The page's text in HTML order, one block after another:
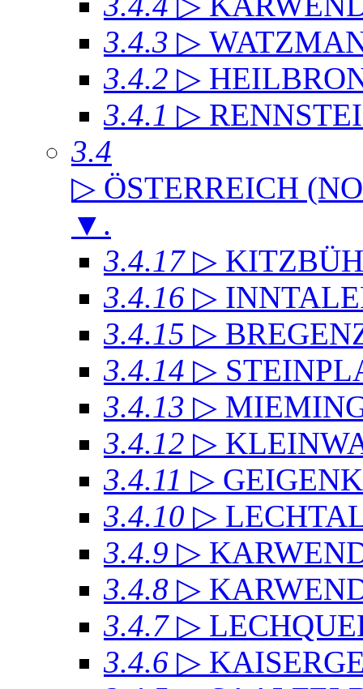
3.4.3 ▷
3.4.2 ▷
3.4.1 ▷
3.4
▷ ÖSTERREICH
▼ .
3.4.17 ▷
3.4.16 ▷
3.4.15 ▷
3.4.14 ▷
3.4.13 ▷
3.4.12 ▷
3.4.11 ▷
3.4.10 ▷
3.4.9 ▷
3.4.8 ▷
3.4.7 ▷
3.4.6 ▷